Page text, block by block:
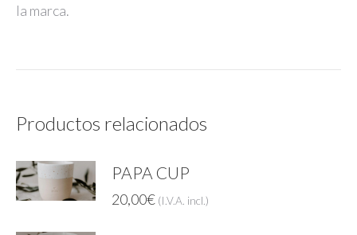
la marca.
Productos relacionados
PAPA CUP
20,00€ (I.V.A. incl.)